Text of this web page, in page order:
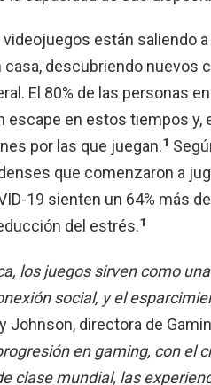
están saliendo
casa, descubriendo nuevos
El 80% de las personas
en estos tiempos y,
por las que juegan.1
que comenzaron a
19 sienten un 64% más
del estrés.1
los juegos sirven como
social, y el
Johnson, directora de
en gaming, con el
clase mundial, las